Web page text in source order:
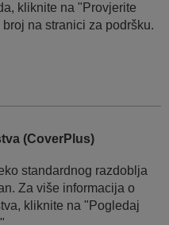
kliknite na "Provjerite
na stranici za podršku.
(CoverPlus)
standardnog razdoblja
Za više informacija o
kliknite na "Pogledaj